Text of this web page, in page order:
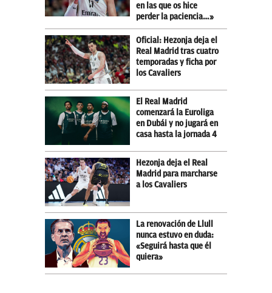
en las que os hice
perder la paciencia…»
Oficial: Hezonja deja el
Real Madrid tras cuatro
temporadas y ficha por
los Cavaliers
El Real Madrid
comenzará la Euroliga
en Dubái y no jugará en
casa hasta la jornada 4
Hezonja deja el Real
Madrid para marcharse
a los Cavaliers
La renovación de Llull
nunca estuvo en duda:
«Seguirá hasta que él
quiera»